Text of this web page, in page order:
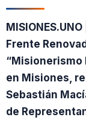
Frente
“Misionerismo
en Misiones,
Sebastián
de